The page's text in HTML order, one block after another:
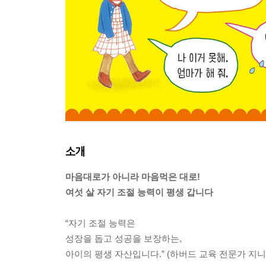
소개
마음대로가 아니라 마음먹은 대로!
여섯 살 자기 조절 능력이 평생 갑니다
“자기 조절 능력은
성장을 돕고 성공을 보장하는,
아이의 평생 자산입니다.” (하버드 교육 전문가 지